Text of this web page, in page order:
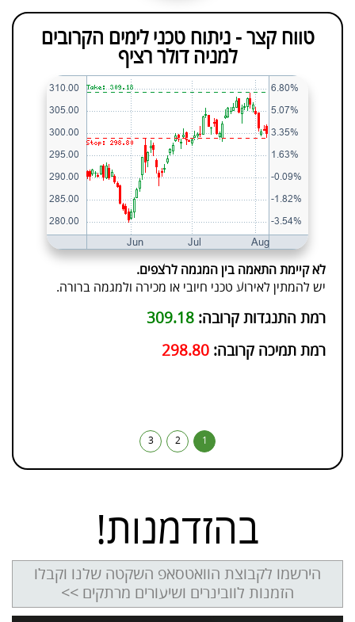
טווח קצר - ניתוח טכני לימים הקרובים
למניה דולר רציף
לא קיימת התאמה בין המגמה לרצפים.
יש להמתין לאירוע טכני חיובי או מכירה ולמגמה ברורה.
רמת התנגדות קרובה: 309.18
רמת תמיכה קרובה: 298.80
1
2
3
בהזדמנות!
הירשמו לקבוצת הוואטסאפ השקטה שלנו וקבלו
הזמנות לוובינרים ושיעורים מרתקים >>